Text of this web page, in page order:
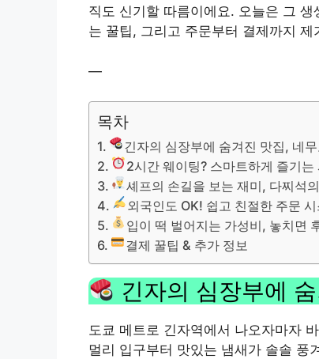
직도 신기할 따름이에요. 오늘은 그
는 꿀팁, 그리고 주문부터 결제까지
—
목차
긴자의 심장부에 숨겨진 맛집, 네
2시간 웨이팅? 스마트하게 즐기는
셰프의 손길을 보는 재미, 다찌석
외국인도 OK! 쉽고 친절한 주문 시
입이 떡 벌어지는 가성비, 놓치면
결제 꿀팁 & 추가 정보
긴자의 심장부에
도쿄 메트로 긴자역에서 나오자마자
멀리 입구부터 맛있는 냄새가 솔솔 풍